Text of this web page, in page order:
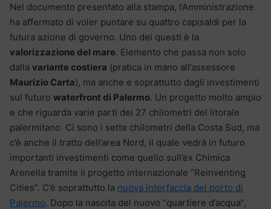
Nel documento presentato alla stampa, l’Amministrazione
ha affermato di voler puntare su quattro capisaldi per la
futura azione di governo. Uno dei questi è la
valorizzazione del mare. Elemento che passa non solo
dalla variante costiera (pratica in mano all’assessore
Maurizio Carta), ma anche e soprattutto dagli investimenti
sul futuro waterfront di Palermo. Un progetto molto ampio
e che riguarda varie parti dei 27 chilometri del litorale
palermitano. Ci sono i sette chilometri della Costa Sud, ma
c’è anche il tratto dell’area Nord, il quale vedrà in futuro
importanti investimenti come quello sull’ex Chimica
Arenella tramite il progetto internazionale “Reinventing
Cities”. C’è soprattutto la nuova interfaccia del porto di
Palermo. Dopo la nascita del nuovo “quartiere d’acqua”,